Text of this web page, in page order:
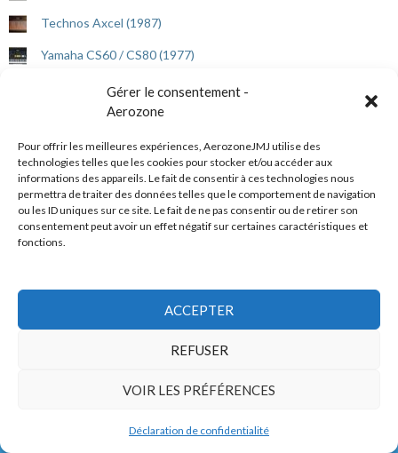
Gérer le consentement -
Aerozone
Pour offrir les meilleures expériences, AerozoneJMJ utilise des
technologies telles que les cookies pour stocker et/ou accéder aux
informations des appareils. Le fait de consentir à ces technologies nous
permettra de traiter des données telles que le comportement de navigation
ou les ID uniques sur ce site. Le fait de ne pas consentir ou de retirer son
consentement peut avoir un effet négatif sur certaines caractéristiques et
fonctions.
ACCEPTER
REFUSER
VOIR LES PRÉFÉRENCES
Déclaration de confidentialité
Technos Axcel (1987)
Yamaha CS60 / CS80 (1977)
Dewanatron Swarmatron (2006)
ARP 2600 (1971)
Elka Synthex (1983)
JMJ en HQ sur Qobuz